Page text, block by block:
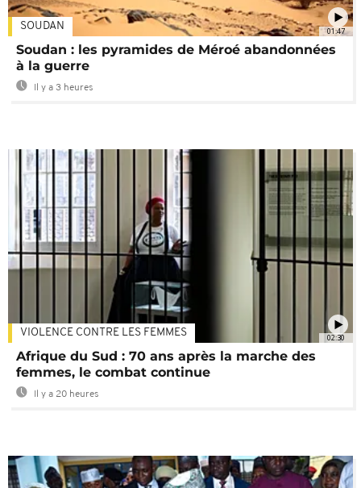
01:47
SOUDAN
Soudan : les pyramides de Méroé abandonnées
à la guerre
Il y a 3 heures
02:30
VIOLENCE CONTRE LES FEMMES
Afrique du Sud : 70 ans après la marche des
femmes, le combat continue
Il y a 20 heures